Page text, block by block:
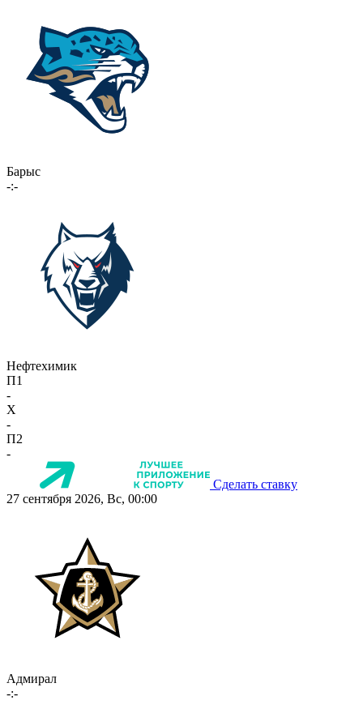
Барыс
-:-
Нефтехимик
П1
-
X
-
П2
-
Сделать ставку
27 сентября 2026, Вс, 00:00
Адмирал
-:-